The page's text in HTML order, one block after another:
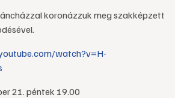
koronázzuk meg szakképzett
watch?v=H-
21. péntek 19.00